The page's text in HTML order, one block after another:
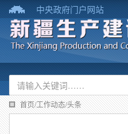
中央政府门户网站
首页/工作动态/头条